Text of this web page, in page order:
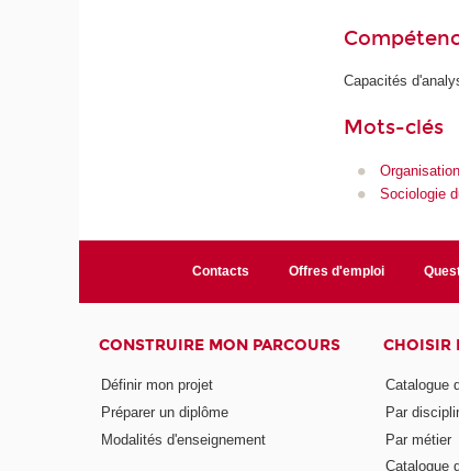
Capacités
Mots-clés
Sociologie
Contacts Offres d'emploi
CONSTRUIRE MON PARCOURS
Définir mon projet
Préparer un diplôme
Modalités d'enseignement
CHOISIR
Catalogue
Par
Par métier
Catalogue